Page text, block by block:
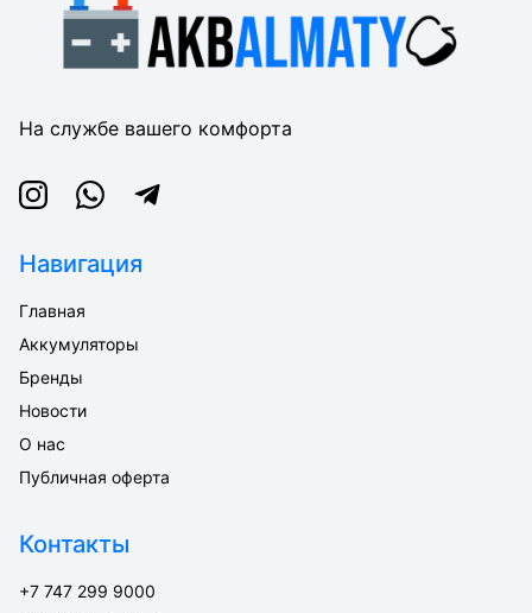
На службе вашего комфорта
InstagramWhatsappTelegram
Навигация
Главная
Аккумуляторы
Бренды
Новости
О нас
Публичная оферта
Контакты
+7 747 299 9000